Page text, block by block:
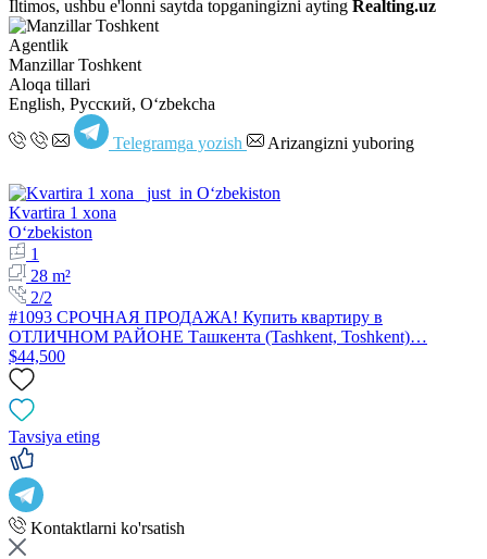
Iltimos, ushbu e'lonni saytda topganingizni ayting Realting.uz
Agentlik
Manzillar Toshkent
Aloqa tillari
English, Русский, Oʻzbekcha
Telegramga yozish Arizangizni yuboring
Kvartira 1 xona
Oʻzbekiston
1
28 m²
2/2
#1093 СРОЧНАЯ ПРОДАЖА! Купить квартиру в
ОТЛИЧНОМ РАЙОНЕ Ташкента (Tashkent, Toshkent)…
$44,500
Tavsiya eting
Kontaktlarni ko'rsatish